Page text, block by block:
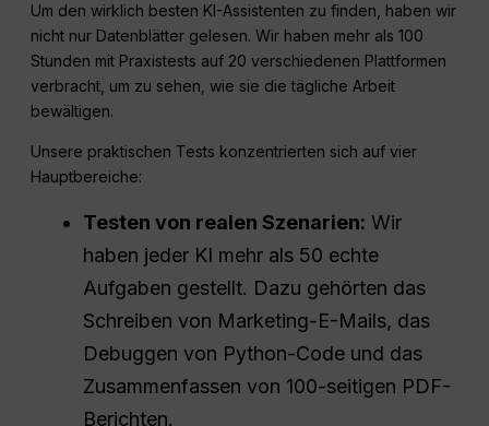
Um den wirklich besten KI-Assistenten zu finden, haben wir
nicht nur Datenblätter gelesen. Wir haben mehr als 100
Stunden mit Praxistests auf 20 verschiedenen Plattformen
verbracht, um zu sehen, wie sie die tägliche Arbeit
bewältigen.
Unsere praktischen Tests konzentrierten sich auf vier
Hauptbereiche:
Testen von realen Szenarien: Wir
haben jeder KI mehr als 50 echte
Aufgaben gestellt. Dazu gehörten das
Schreiben von Marketing-E-Mails, das
Debuggen von Python-Code und das
Zusammenfassen von 100-seitigen PDF-
Berichten.